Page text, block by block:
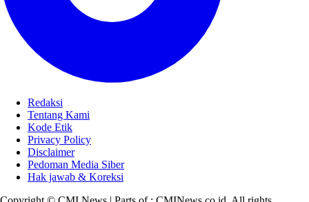
Redaksi
Tentang Kami
Kode Etik
Privacy Policy
Disclaimer
Pedoman Media Siber
Hak jawab & Koreksi